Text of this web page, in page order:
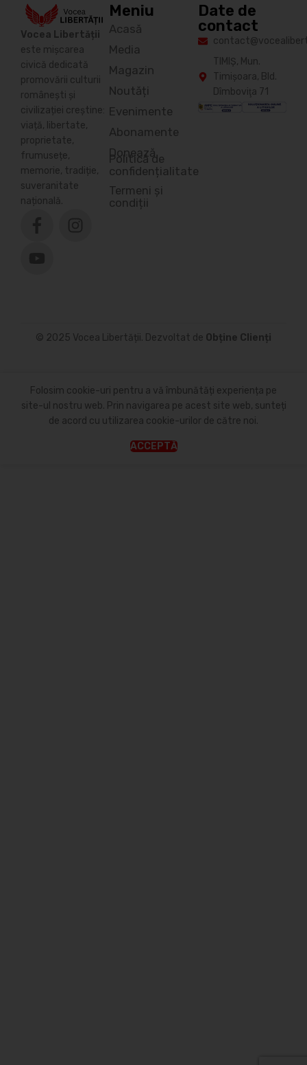
Vocea Libertății
este mișcarea
civică dedicată
promovării culturii
românești și
civilizației creștine:
viață, libertate,
proprietate,
frumusețe,
memorie, tradiție,
suveranitate
națională.
Meniu
Acasă
Media
Magazin
Noutăți
Evenimente
Abonamente
Donează
Politică de
confidențialitate
Termeni și
condiții
Date de
contact
TIMIŞ, Mun.
Timişoara, Bld.
Dîmboviţa 71
© 2025 Vocea Libertății. Dezvoltat de Obține Clienți
Folosim cookie-uri pentru a vă îmbunătăți experiența pe
site-ul nostru web. Prin navigarea pe acest site web, sunteți
de acord cu utilizarea cookie-urilor de către noi.
ACCEPTĂ